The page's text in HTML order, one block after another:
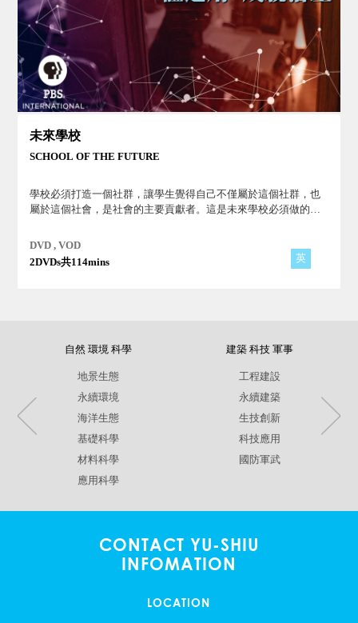
未來學校
SCHOOL OF THE FUTURE
學校必須打造一個社群，讓學生覺得自己不僅屬於這個社群，也
屬於這個社會，是社會的主要貢獻者。這是未來學校必須做的
DVD , VOD
2DVDs共114mins
英
自然 環境 科學
地景生態
永續環境
海洋生態
基礎科學
材料科學
應用科學
建築 科技 軍事
工程建設
永續建築
生技創新
科技應用
國防軍武
CONTACT YU-SHIU
INFOMATION
LOCATION